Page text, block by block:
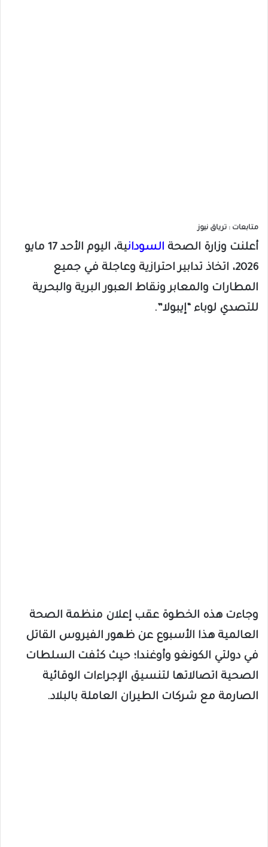
متابعات : ترياق نيوز
​أعلنت وزارة الصحة السودان
ية، اليوم الأحد 17 مايو
2026، اتخاذ تدابير احترازية وعاجلة في جميع
المطارات والمعابر ونقاط العبور البرية والبحرية
للتصدي لوباء “إيبولا”.
وجاءت هذه الخطوة عقب إعلان منظمة الصحة
العالمية هذا الأسبوع عن ظهور الفيروس القاتل
في دولتي الكونغو وأوغندا؛ حيث كثفت السلطات
الصحية اتصالاتها لتنسيق الإجراءات الوقائية
الصارمة مع شركات الطيران العاملة بالبلاد.